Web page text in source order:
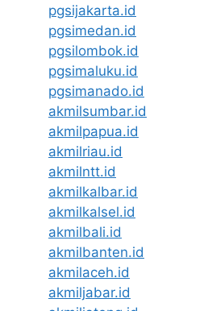
pgsijakarta.id
pgsimedan.id
pgsilombok.id
pgsimaluku.id
pgsimanado.id
akmilsumbar.id
akmilpapua.id
akmilriau.id
akmilntt.id
akmilkalbar.id
akmilkalsel.id
akmilbali.id
akmilbanten.id
akmilaceh.id
akmiljabar.id